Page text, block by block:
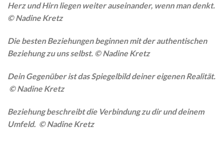
Herz und Hirn liegen weiter auseinander, wenn man denkt.
© Nadine Kretz
Die besten Beziehungen beginnen mit der authentischen
Beziehung zu uns selbst. © Nadine Kretz
Dein Gegenüber ist das Spiegelbild deiner eigenen Realität.
© Nadine Kretz
Beziehung beschreibt die Verbindung zu dir und deinem
Umfeld. © Nadine Kretz